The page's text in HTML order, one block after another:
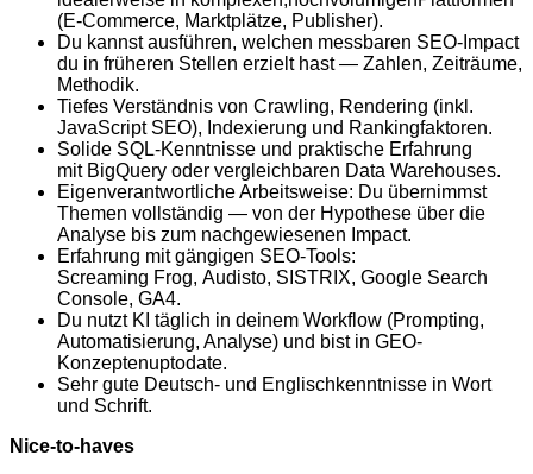
(E-Commerce, Marktplätze, Publisher).
Du kannstausführen, welchen messbaren SEO-Impact
du in früheren Stellen erzielt hast — Zahlen, Zeiträume,
Methodik.
Tiefes Verständnis von Crawling, Rendering (inkl.
JavaScript SEO), Indexierung und Rankingfaktoren.
Solide SQL-Kenntnisse und praktische Erfahrung
mit BigQuery oder vergleichbaren Data Warehouses.
Eigenverantwortliche Arbeitsweise: Du übernimmst
Themen vollständig — von der Hypothese über die
Analyse bis zum nachgewiesenen Impact.
Erfahrung mit gängigen SEO-Tools:
Screaming Frog, Audisto, SISTRIX, Google Search
Console, GA4.
Du nutzt KI täglich in deinem Workflow (Prompting,
Automatisierung, Analyse) und bist in GEO-
Konzeptenuptodate.
Sehr gute Deutsch- und Englischkenntnisse in Wort
und Schrift.
Nice-to-haves